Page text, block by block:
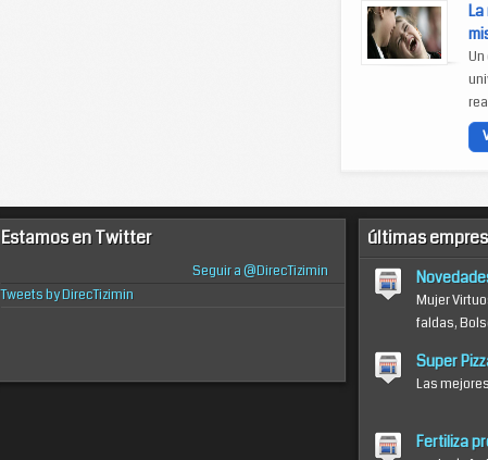
Estamos en Twitter
Seguir a @DirecTizimin
Tweets by DirecTizimin
últimas
Mujer
faldas,
Super
Las
Fertiliza